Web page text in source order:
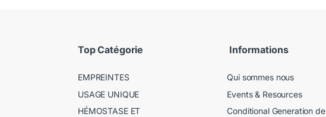
Top Catégorie
EMPREINTES
USAGE UNIQUE
HÉMOSTASE ET
Informations
Qui sommes nous
Events & Resources
Conditional Generation de